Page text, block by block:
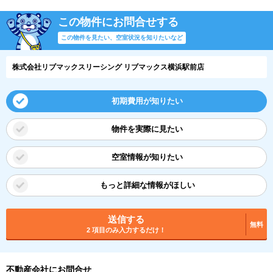
この物件にお問合せする
この物件を見たい、空室状況を知りたいなど
株式会社リブマックスリーシング リブマックス横浜駅前店
初期費用が知りたい
物件を実際に見たい
空室情報が知りたい
もっと詳細な情報がほしい
送信する
2 項目のみ入力するだけ！
無料
不動産会社にお問合せ